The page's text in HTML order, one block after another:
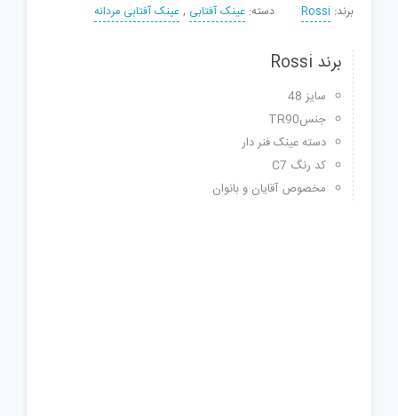
برند: Rossi دسته: عینک آفتابی ,عینک آفتابی مردانه
برند Rossi
سایز 48
جنسTR90
دسته عینک فنر دار
کد رنگ C7
مخصوص آقایان و بانوان